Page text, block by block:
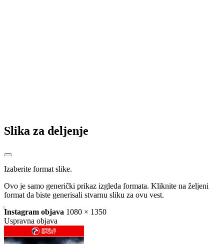
Izaberite format slike.
format da biste generisali stvarnu sliku za ovu vest.
Instagram objava
Uspravna objava